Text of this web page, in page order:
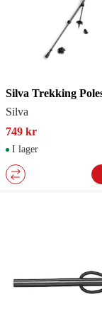
Silva
749 kr
I lager